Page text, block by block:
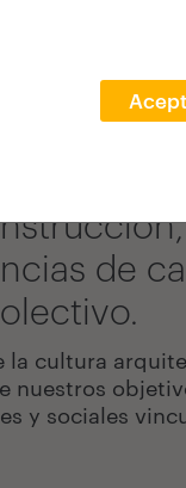
cultural,
de
la cultura
nuestros
y sociales